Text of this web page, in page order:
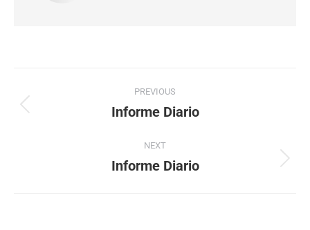
PREVIOUS
Informe Diario
NEXT
Informe Diario